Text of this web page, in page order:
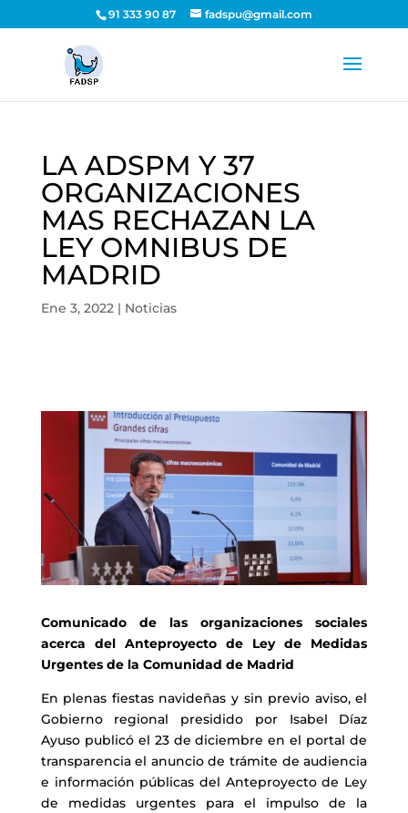
91 333 90 87 fadspu@gmail.com
LA ADSPM Y 37
ORGANIZACIONES
MAS RECHAZAN LA
LEY OMNIBUS DE
MADRID
Ene 3, 2022| Noticias
Comunicado de las organizaciones sociales
acerca del Anteproyecto de Ley de Medidas
Urgentes de la Comunidad de Madrid
En plenas fiestas navideñas y sin previo aviso, el
Gobierno regional presidido por Isabel Díaz
Ayuso publicó el 23 de diciembre en el portal de
transparencia el anuncio de trámite de audiencia
e información públicas del Anteproyecto de Ley
de medidas urgentes para el impulso de la